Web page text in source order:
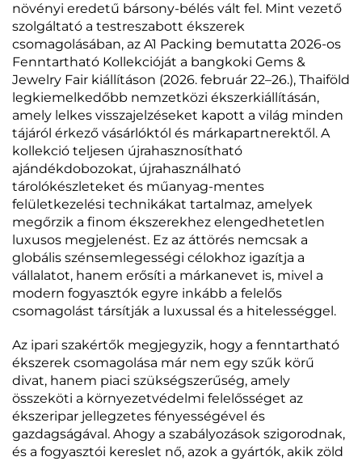
növényi eredetű bársony-bélés vált fel. Mint vezető
szolgáltató a testreszabott ékszerek
csomagolásában, az A1 Packing bemutatta 2026-os
Fenntartható Kollekcióját a bangkoki Gems &
Jewelry Fair kiállításon (2026. február 22–26.), Thaiföld
legkiemelkedőbb nemzetközi ékszerkiállításán,
amely lelkes visszajelzéseket kapott a világ minden
tájáról érkező vásárlóktól és márkapartnerektől. A
kollekció teljesen újrahasznosítható
ajándékdobozokat, újrahasználható
tárolókészleteket és műanyag-mentes
felületkezelési technikákat tartalmaz, amelyek
megőrzik a finom ékszerekhez elengedhetetlen
luxusos megjelenést. Ez az áttörés nemcsak a
globális szénsemlegességi célokhoz igazítja a
vállalatot, hanem erősíti a márkanevet is, mivel a
modern fogyasztók egyre inkább a felelős
csomagolást társítják a luxussal és a hitelességgel.
Az ipari szakértők megjegyzik, hogy a fenntartható
ékszerek csomagolása már nem egy szűk körű
divat, hanem piaci szükségszerűség, amely
összeköti a környezetvédelmi felelősséget az
ékszeripar jellegzetes fényességével és
gazdagságával. Ahogy a szabályozások szigorodnak,
és a fogyasztói kereslet nő, azok a gyártók, akik zöld